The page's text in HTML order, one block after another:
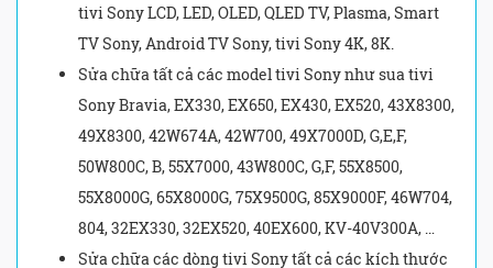
tivi Sony LCD, LED, OLED, QLED TV, Plasma, Smart
TV Sony, Android TV Sony, tivi Sony 4K, 8K.
Sửa chữa tất cả các model tivi Sony như sua tivi
Sony Bravia, EX330, EX650, EX430, EX520, 43X8300,
49X8300, 42W674A, 42W700, 49X7000D, G,E,F,
50W800C, B, 55X7000, 43W800C, G,F, 55X8500,
55X8000G, 65X8000G, 75X9500G, 85X9000F, 46W704,
804, 32EX330, 32EX520, 40EX600, KV-40V300A, …
Sửa chữa các dòng tivi Sony tất cả các kích thước